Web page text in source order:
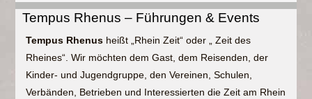
Tempus Rhenus – Führungen & Events
Tempus Rhenus heißt „Rhein Zeit“ oder „ Zeit des
Rheines“. Wir möchten dem Gast, dem Reisenden, der
Kinder- und Jugendgruppe, den Vereinen, Schulen,
Verbänden, Betrieben und Interessierten die Zeit am Rhein